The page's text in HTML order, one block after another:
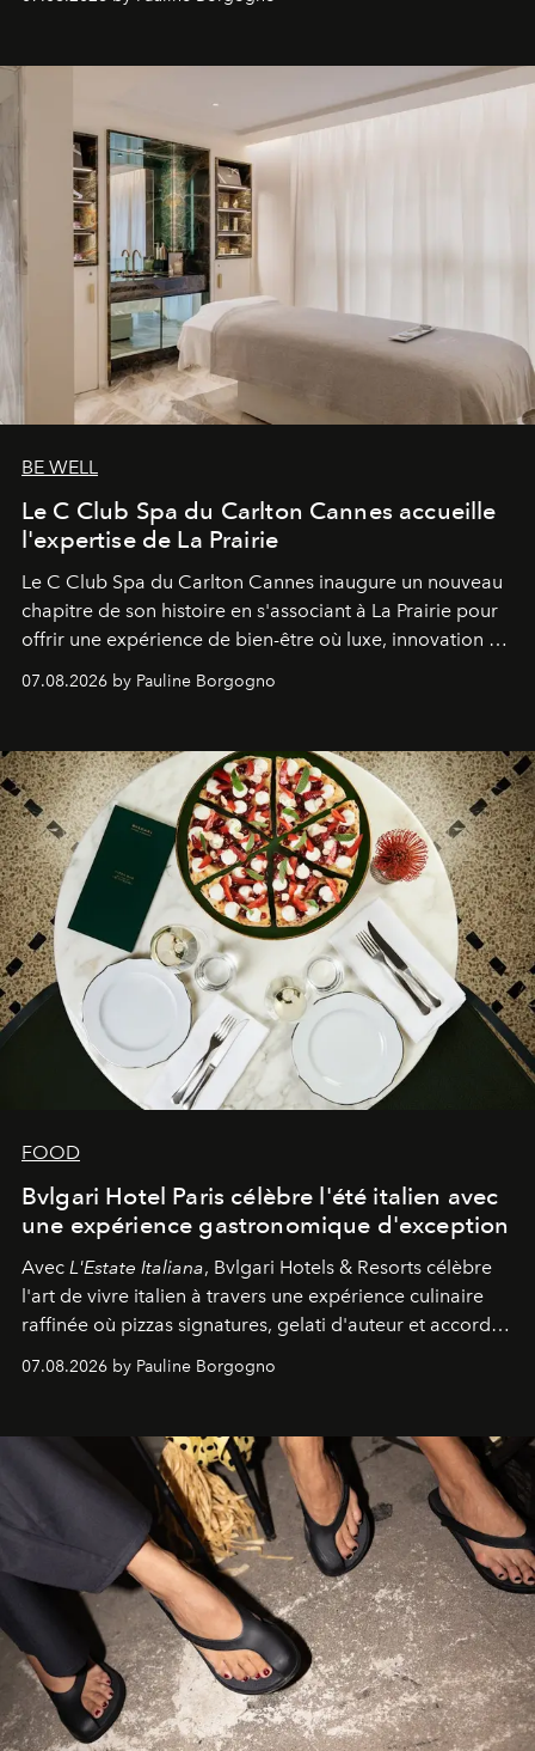
générationnel.
BE WELL
Le C Club Spa du Carlton Cannes accueille
l'expertise de La Prairie
Le C Club Spa du Carlton Cannes inaugure un nouveau
chapitre de son histoire en s'associant à La Prairie pour
offrir une expérience de bien-être où luxe, innovation et
expertise se rencontrent.
07.08.2026 by Pauline Borgogno
FOOD
Bvlgari Hotel Paris célèbre l'été italien avec
une expérience gastronomique d'exception
Avec L'Estate Italiana, Bvlgari Hotels & Resorts célèbre
l'art de vivre italien à travers une expérience culinaire
raffinée où pizzas signatures, gelati d'auteur et accords
d'exception composent un véritable voyage sensoriel.
07.08.2026 by Pauline Borgogno